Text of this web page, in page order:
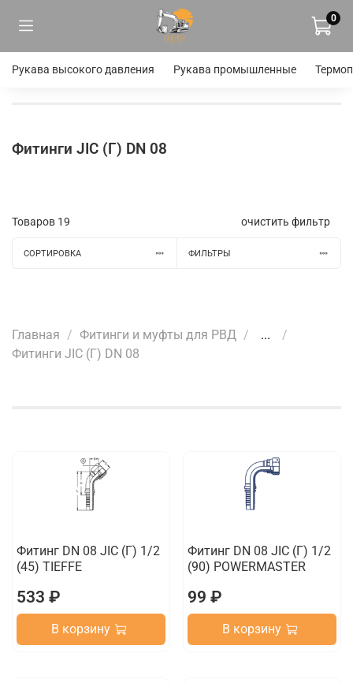
0
Рукава высокого давления Рукава промышленные
Фитинги JIC (Г) DN 08
Товаров 19 очистить фильтр
СОРТИРОВКА ФИЛЬТРЫ
Главная Фитинги и муфты для РВД
...
Фитинги JIC (Г) DN 08
Фитинг DN 08 JIC (Г) 1/2
(45) TIEFFE
533 ₽
В корзину
Фитинг DN 08 JIC (Г) 1/2
(90) POWERMASTER
99 ₽
В корзину